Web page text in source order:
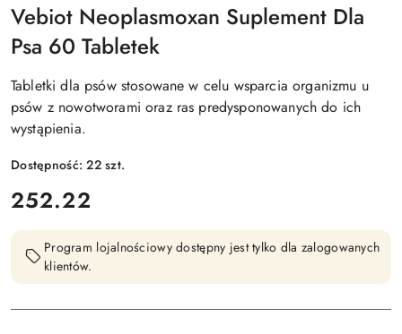
Vebiot Neoplasmoxan Suplement Dla
Psa 60 Tabletek
Tabletki dla psów stosowane w celu wsparcia organizmu u
psów z nowotworami oraz ras predysponowanych do ich
wystąpienia.
Dostępność:22szt.
cena:
252.22
Program lojalnościowy dostępny jest tylko dla zalogowanych
klientów.